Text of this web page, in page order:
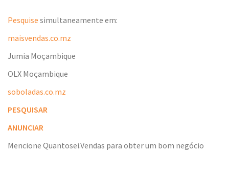
Pesquise simultaneamente em:
maisvendas.co.mz
Jumia Moçambique
OLX Moçambique
soboladas.co.mz
PESQUISAR
ANUNCIAR
Mencione Quantosei.Vendas para obter um bom negócio